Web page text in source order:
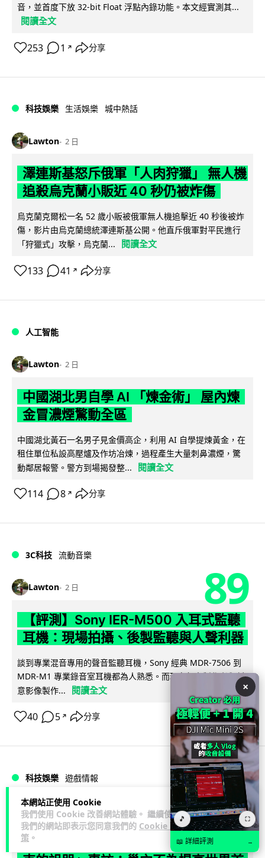
本網站正使用 Cookie
我們使用 Cookie 改善網站體驗。 繼續使用
我們的網站即表示您同意我們的 Cookie 政
策 。
音，並首度下放 32-bit Float 浮點內錄功能。本文經實測其...
閱讀全文
253 1 ↗ 分享
科技娛樂 生活娛樂 城中熱話
Lawton 2 日
澤連斯基怒斥俄軍「人肉狩獵」 無人機
追殺烏克蘭小販近 40 秒仍被炸傷
烏克蘭克爾松一名 52 歲小販被俄軍無人機追擊近 40 秒後被炸
傷，影片由烏克蘭總統澤連斯基公開。他直斥俄軍對平民進行
「狩獵式」攻擊，烏克蘭...
閱讀全文
133 41 ↗ 分享
人工智能
Lawton 2 日
中國湖北男自學 AI 「煉金術」 屋內煉
金冒濃煙驚動全區
中國湖北黃石一名男子見金價高企，利用 AI 自學提煉黃金，在
租住單位私設高壓爐及作坊冶煉，過程產生大量刺鼻濃煙，驚
動鄰居報警。警方到場揭發整...
閱讀全文
114 8 ↗ 分享
3C科技 流動音樂
Lawton 2 日 89
【評測】Sony IER-M500 入耳式監聽
耳機：現場拍攝、後製監聽與人聲利器
談到專業混音專用的聲音監聽耳機，Sony 經典 MDR-7506 到
MDR-M1 專業錄音室耳機都為人熟悉。而現在舞台製作者與創
意影像製作...
閱讀全文
40 5 ↗ 分享
科技娛樂 遊戲情報
天恩 2 日
《魔獸世界：至暗之夜》12.1 「烏拉特
×
🎵 ⛶
📖 詳細評測 →